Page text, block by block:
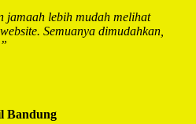
jamaah lebih mudah melihat
Semuanya dimudahkan,
Bandung